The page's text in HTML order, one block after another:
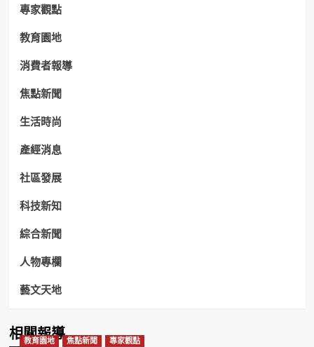
專家觀點
教育園地
消費者報導
焦點新聞
生活時尚
產經消息
社區發展
科技新知
綜合新聞
人物專欄
藝文天地
相關報導
教育園地 焦點新聞 專家觀點